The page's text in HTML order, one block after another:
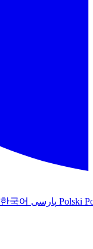
한국어 Polski